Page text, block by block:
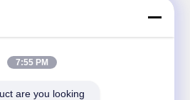
सदस्यता लें।
7:55 PM
are you looking